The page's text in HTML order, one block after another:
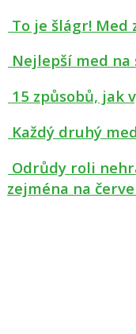
To je šlágr!
Nejlepší med na
15 způsobů, jak
Každý druhý
Odrůdy roli
zejména na